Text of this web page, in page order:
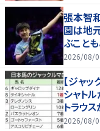
張本智
園は地
ぶこと
た」
2026/08/
【ジャ
シャト
トラウ
2026/08/